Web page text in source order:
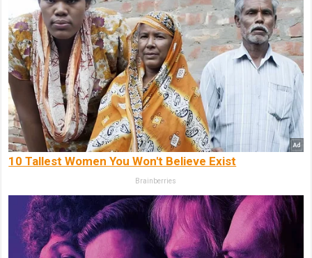
10 Tallest Women You Won't Believe Exist
Brainberries